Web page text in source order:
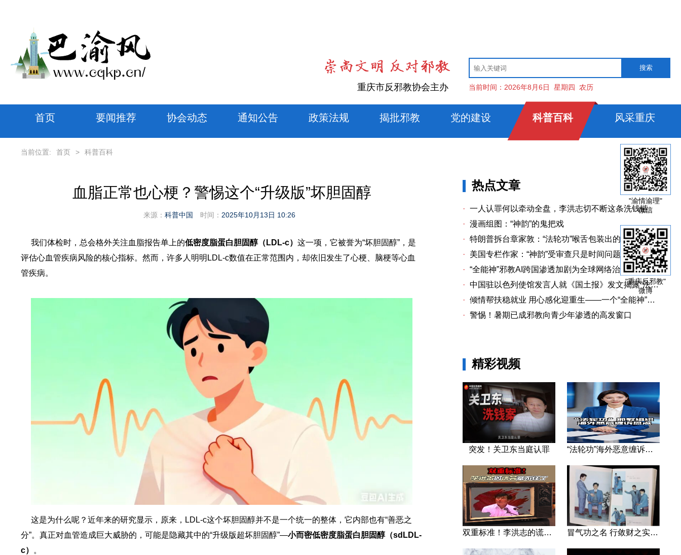
重庆市反邪教协会主办 当前时间： 2026年8月6日 星期四 农历
首页 要闻推荐 协会动态 通知公告 政策法规 揭批邪教 党的建设 科普百科 风采重庆
"渝情渝理"
微信
"重庆反邪教"
微博
当前位置: 首页 > 科普百科
血脂正常也心梗？警惕这个“升级版”坏胆固醇
来源： 科普中国 时间： 2025年10月13日 10:26
我们体检时，总会格外关注血脂报告单上的低密度脂蛋白胆固醇（LDL-c） 这一项，它被誉为“坏胆固醇”，是
评估心血管疾病风险的核心指标。然而，许多人明明LDL-c数值在正常范围内，却依旧发生了心梗、脑梗等心血
管疾病。
这是为什么呢？近年来的研究显示，原来，LDL-c这个坏胆固醇并不是一个统一的整体，它内部也有“善恶之
分”。真正对血管造成巨大威胁的，可能是隐藏其中的“升级版超坏胆固醇”—小而密低密度脂蛋白胆固醇（sdLDL-
c）
。
热点文章
· 一人认罪何以牵动全盘，李洪志切不断这条洗钱链
· 漫画组图：“神韵”的鬼把戏
· 特朗普拆台章家敦：“法轮功”喉舌包装出的“中国专家”
·
美国专栏作家：“神韵”受审查只是时间问题关卫东认罪牵出与《大纪元时报》资金链条
· “全能神”邪教AI跨国渗透加剧为全球网络治理敲响警钟
· 中国驻以色列使馆发言人就《国土报》发文揭露“法轮功”邪教本质答记者问
· 倾情帮扶稳就业 用心感化迎重生——一个“全能神”人员的重生
· 警惕！暑期已成邪教向青少年渗透的高发窗口
精彩视频
突发！关卫东当庭认罪 “法轮功”海外恶意缠诉盘点
双重标准！李洪志的谎言藏不住了 冒气功之名 行敛财之实 张宏堡义女“小倩”团伙覆灭记